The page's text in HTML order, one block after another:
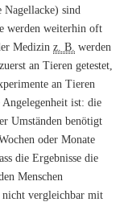
Nagellacke) sind
werden weiterhin oft
Medizin z. B. werden
an Tieren getestet,
an Tieren
ist: die
Umständen benötigt
oder Monate
die Ergebnisse die
Menschen
nicht vergleichbar mit